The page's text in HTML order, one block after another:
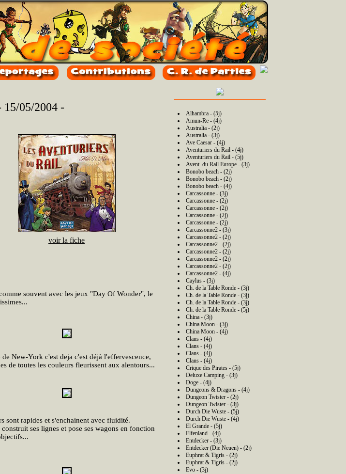
15/05/2004 -
voir la fiche
souvent avec les jeux "Day Of Wonder", le
de New-York c'est deja c'est déjà l'effervescence,
de toutes les couleurs fleurissent aux alentours...
sont rapides et s'enchainent avec fluidité.
construit ses lignes et pose ses wagons en fonction
Alhambra - (5j)
Amun-Re - (4j)
Australia - (2j)
Australia - (3j)
Ave Caesar - (4j)
Aventuriers du Rail - (4j)
Aventuriers du Rail - (5j)
Avent. du Rail Europe - (3j)
Bonobo beach - (2j)
Bonobo beach - (2j)
Bonobo beach - (4j)
Carcassonne - (3j)
Carcassonne - (2j)
Carcassonne - (2j)
Carcassonne - (2j)
Carcassonne - (2j)
Carcassonne2 - (3j)
Carcassonne2 - (2j)
Carcassonne2 - (2j)
Carcassonne2 - (2j)
Carcassonne2 - (2j)
Carcassonne2 - (2j)
Carcassonne2 - (4j)
Caylus - (3j)
Ch. de la Table Ronde - (3j)
Ch. de la Table Ronde - (3j)
Ch. de la Table Ronde - (3j)
Ch. de la Table Ronde - (5j)
China - (3j)
China Moon - (3j)
China Moon - (4j)
Clans - (4j)
Clans - (4j)
Clans - (4j)
Clans - (4j)
Crique des Pirates - (5j)
Deluxe Camping - (3j)
Doge - (4j)
Dungeons & Dragons - (4j)
Dungeon Twister - (2j)
Dungeon Twister - (3j)
Durch Die Wuste - (5j)
Durch Die Wuste - (4j)
El Grande - (5j)
Elfenland - (4j)
Entdecker - (3j)
Entdecker (Die Neuen) - (2j)
Euphrat & Tigris - (2j)
Euphrat & Tigris - (2j)
Evo - (3j)